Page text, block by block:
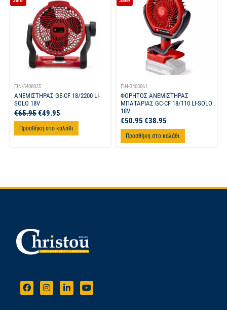
EIN-3408035
ΑΝΕΜΙΣΤΗΡΑΣ GE-CF 18/2200 LI-
SOLO 18V
€65.95€49.95
Προσθήκη στο καλάθι
EIN-3408061
ΦΟΡΗΤΟΣ ΑΝΕΜΙΣΤΗΡΑΣ
ΜΠΑΤΑΡΙΑΣ GC-CF 18/110 LI-SOLO
18V
€50.95€38.95
Προσθήκη στο καλάθι